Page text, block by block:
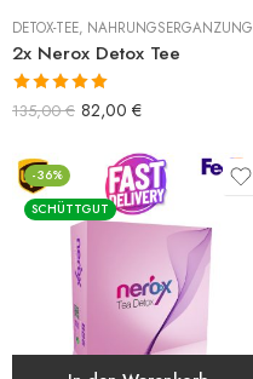
DETOX-TEE, NAHRUNGSERGÄNZUNG
2x Nerox Detox Tee
Bewertet mit
135,00€ 82,00 €
-36%
SCHÜTTGUT